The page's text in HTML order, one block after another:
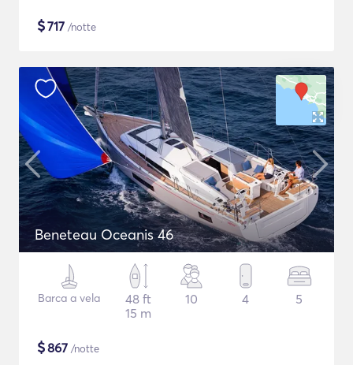
$717 /notte
Beneteau Oceanis 46
Barca a vela
48 ft
15 m
10 4 5
$867 /notte